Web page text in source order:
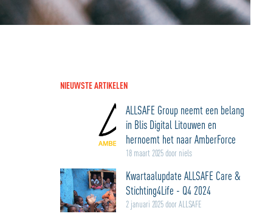
NIEUWSTE ARTIKELEN
ALLSAFE Group neemt een belang
in Blis Digital Litouwen en
hernoemt het naar AmberForce
18 maart 2025 door niels
Kwartaalupdate ALLSAFE Care &
Stichting4Life - Q4 2024
2 januari 2025 door ALLSAFE